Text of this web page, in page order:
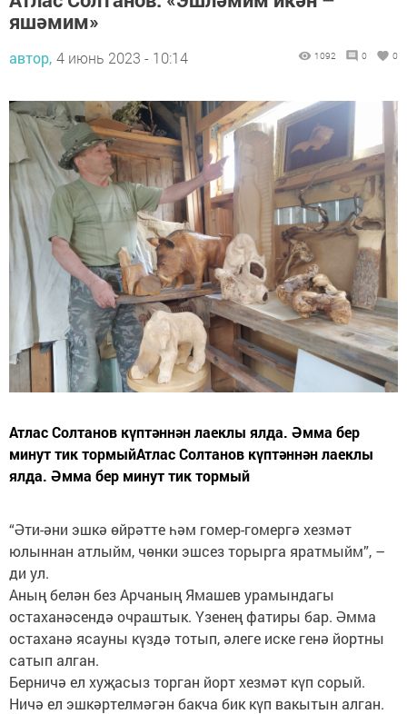
яшәмим»
автор, 4 июнь 2023 - 10:14 1092 0 0
Атлас Солтанов күптәннән лаеклы ялда. Әмма бер
минут тик тормыйАтлас Солтанов күптәннән лаеклы
ялда. Әмма бер минут тик тормый
“Әти-әни эшкә өйрәтте һәм гомер-гомергә хезмәт
юлыннан атлыйм, чөнки эшсез торырга яратмыйм”, –
ди ул.
Аның белән без Арчаның Ямашев урамындагы
остаханәсендә очраштык. Үзенең фатиры бар. Әмма
остаханә ясауны күздә тотып, әлеге иске генә йортны
сатып алган.
Берничә ел хуҗасыз торган йорт хезмәт күп сорый.
Ничә ел эшкәртелмәгән бакча бик күп вакытын алган.